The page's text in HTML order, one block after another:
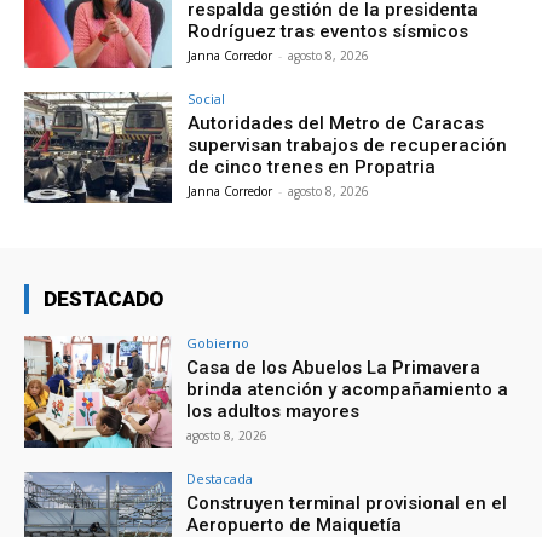
respalda gestión de la presidenta
Rodríguez tras eventos sísmicos
Janna Corredor - agosto 8, 2026
Social
Autoridades del Metro de Caracas
supervisan trabajos de recuperación
de cinco trenes en Propatria
Janna Corredor - agosto 8, 2026
DESTACADO
Gobierno
Casa de los Abuelos La Primavera
brinda atención y acompañamiento a
los adultos mayores
agosto 8, 2026
Destacada
Construyen terminal provisional en el
Aeropuerto de Maiquetía